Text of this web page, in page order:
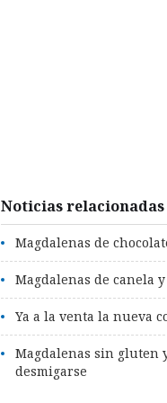
Noticias relacionadas
Magdalenas de
Magdalenas de canela
Ya a la venta la nueva
Magdalenas sin gluten
desmigarse